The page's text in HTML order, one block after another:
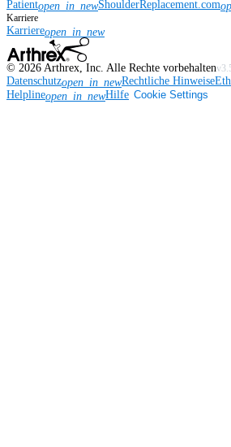
Patientopen_in_newShoulderReplacement.com
Karriere
Karriereopen_in_new
© 2026 Arthrex, Inc. Alle Rechte vorbehalten
Datenschutzopen_in_newRechtliche Hinweise
Helplineopen_in_newHilfe Cookie Settings